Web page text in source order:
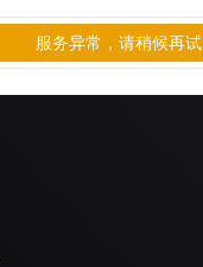
服务异常，请稍候再试